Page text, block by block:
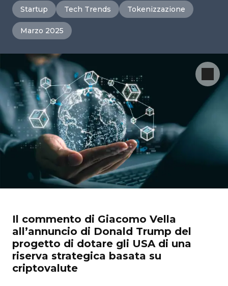
Startup Tech Trends Tokenizzazione
Marzo 2025
Il commento di Giacomo Vella
all’annuncio di Donald Trump del
progetto di dotare gli USA di una
riserva strategica basata su
criptovalute